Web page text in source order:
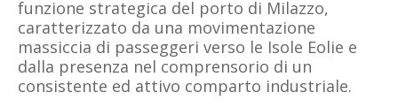
funzione strategica del porto di Milazzo,
caratterizzato da una movimentazione
massiccia di passeggeri verso le Isole Eolie e
dalla presenza nel comprensorio di un
consistente ed attivo comparto industriale.